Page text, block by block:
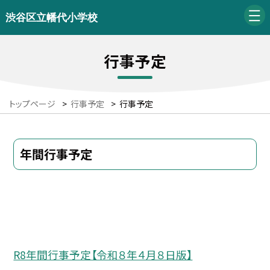
渋谷区立幡代小学校
行事予定
トップページ > 行事予定 > 行事予定
年間行事予定
R8年間行事予定【令和８年４月８日版】